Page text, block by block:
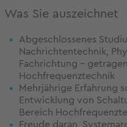
Was Sie auszeichnet
Abgeschlossenes
Nachrichtentechnik,
Fachrichtung –
Hochfrequenztechnik
Mehrjährige Erfahrung
Entwicklung von
Bereich
Freude daran,